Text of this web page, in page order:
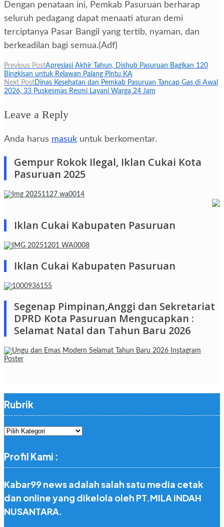
Dengan penataan ini, Pemkab Pasuruan berharap
seluruh pedagang dapat menaati aturan demi
terciptanya Pasar Bangil yang tertib, nyaman, dan
berkeadilan bagi semua.(Adf)
Navigasi
pos
Previous PostApresiasi Akhir Tahun, Dishub Pasuruan Bagikan 120
Bingkisan untuk Relawan Palang Pintu KA
Next PostDinas Kesehatan dan Pemkab Pasuruan Tancap Gas di Awal
2026, 33 Puskesmas Resmi Layani Warga 24 Jam
Leave a Reply
Anda harus masuk untuk berkomentar.
Gempur Rokok Ilegal, Iklan Cukai Kota
Pasuruan 2025
Iklan Cukai Kabupaten Pasuruan
Iklan Cukai Kabupaten Pasuruan
Segenap Pimpinan,Anggi dan Sekretariat
DPRD Kota Pasuruan Mengucapkan :
Selamat Natal dan Tahun Baru 2026
Rubrik
Rubrik
Profil Kami :
Kabar99 news adalah salah satu media cetak
dan online yang dikelola oleh PT.MILA INDAH
NUSANTARA.